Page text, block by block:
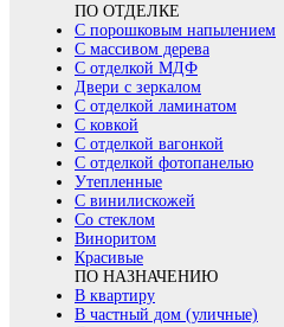
ПО ОТДЕЛКЕ
С порошковым напылением
С массивом дерева
С отделкой МДФ
Двери с зеркалом
С отделкой ламинатом
С ковкой
С отделкой вагонкой
С отделкой фотопанелью
Утепленные
С винилискожей
Со стеклом
Виноритом
Красивые
ПО НАЗНАЧЕНИЮ
В квартиру
В частный дом (уличные)